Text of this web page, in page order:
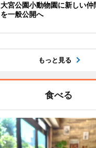
大宮公園小動物園に新しい
を一般公開へ
もっと見る
食べる